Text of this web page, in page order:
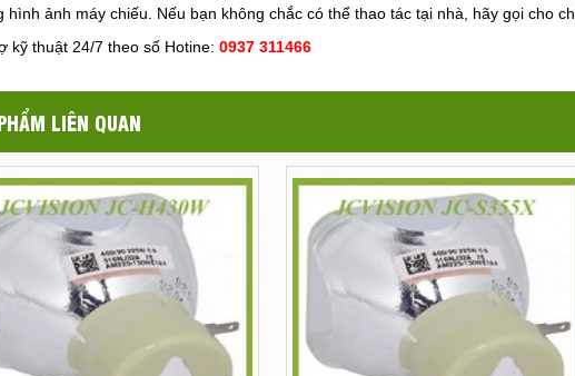
hình ảnh máy chiếu. Nếu bạn không chắc có thể thao tác tại nhà, hãy gọi cho
kỹ thuật 24/7 theo số Hotine: 0937 311466
LIÊN QUAN